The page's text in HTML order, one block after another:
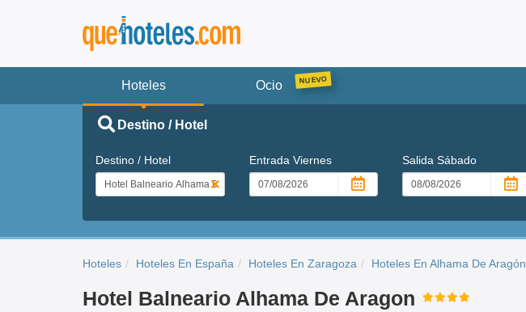
Hoteles Ocio
Destino / Hotel
Destino / Hotel Entrada Viernes SalidaSábado
Hoteles Hoteles En España Hoteles En Zaragoza Hoteles En Alhama De Aragón
Hotel Balneario Alhama De Aragon